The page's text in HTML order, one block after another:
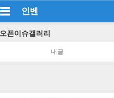
인벤
오픈이슈갤러리
내글